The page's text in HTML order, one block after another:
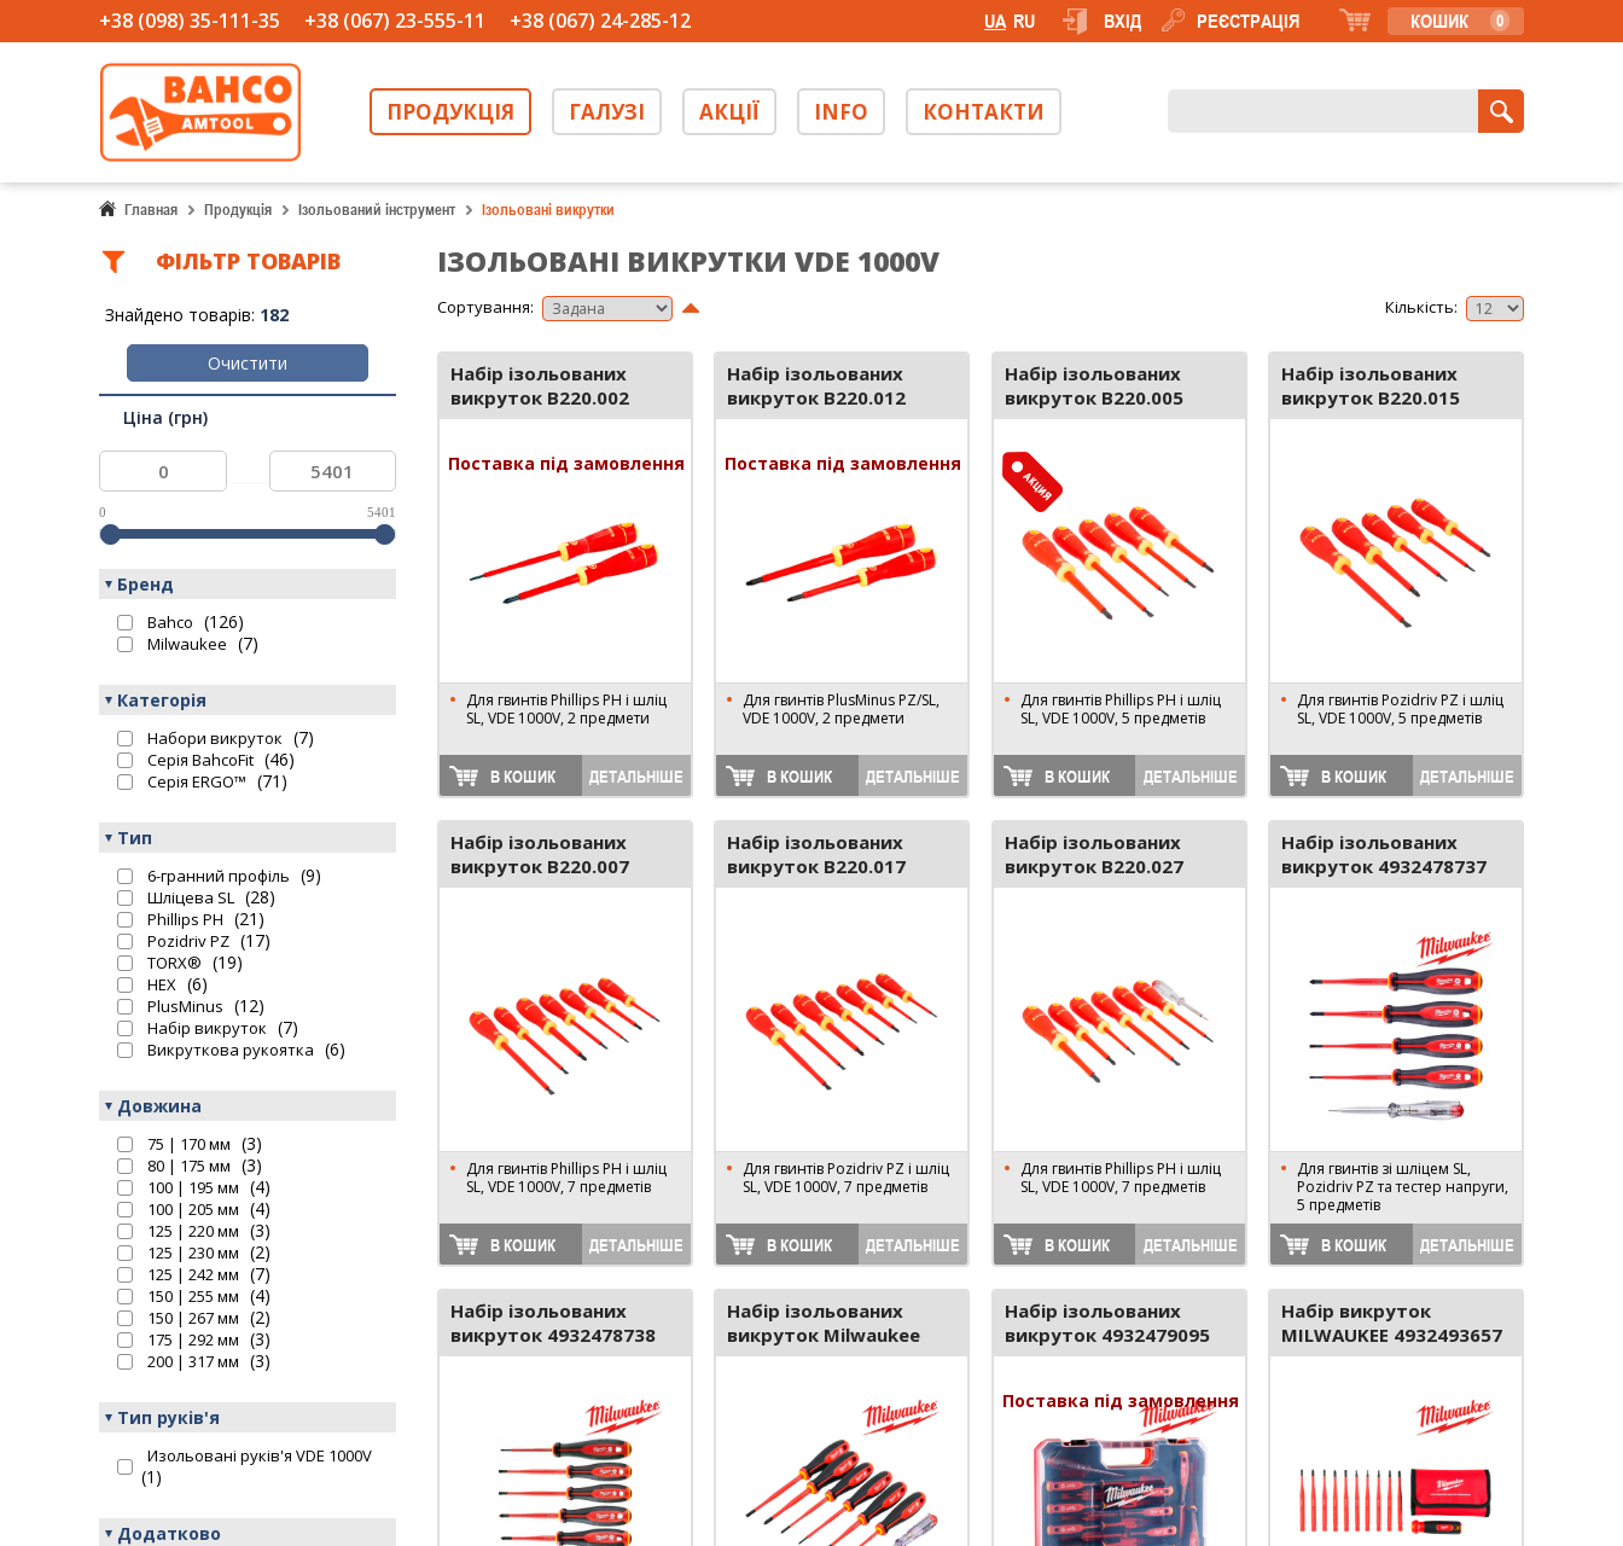
+38 (098) 35-111-35 +38 (067) 23-555-11 +38 (067) 24-285-12 КОШИК 0
UA RU ВХІД РЕЄСТРАЦІЯ
ПРОДУКЦІЯ ГАЛУЗІ АКЦІЇ INFO КОНТАКТИ
Главная Продукція Ізольований інструмент Ізольовані викрутки
ІЗОЛЬОВАНІ ВИКРУТКИ VDE 1000V
Сортування: Кількість:
Набір ізольованих
викруток B220.002
Поставка під замовлення
Для гвинтів Phillips PH і шліц
SL, VDE 1000V, 2 предмети
В КОШИК ДЕТАЛЬНІШЕ
Набір ізольованих
викруток B220.012
Поставка під замовлення
Для гвинтів PlusMinus PZ/SL,
VDE 1000V, 2 предмети
В КОШИК ДЕТАЛЬНІШЕ
Набір ізольованих
викруток B220.005
Для гвинтів Phillips PH і шліц
SL, VDE 1000V, 5 предметів
В КОШИК ДЕТАЛЬНІШЕ
Набір ізольованих
викруток B220.015
Для гвинтів Pozidriv PZ і шліц
SL, VDE 1000V, 5 предметів
В КОШИК ДЕТАЛЬНІШЕ
Набір ізольованих
викруток B220.007
Для гвинтів Phillips PH і шліц
SL, VDE 1000V, 7 предметів
В КОШИК ДЕТАЛЬНІШЕ
Набір ізольованих
викруток B220.017
Для гвинтів Pozidriv PZ і шліц
SL, VDE 1000V, 7 предметів
В КОШИК ДЕТАЛЬНІШЕ
Набір ізольованих
викруток B220.027
Для гвинтів Phillips PH і шліц
SL, VDE 1000V, 7 предметів
В КОШИК ДЕТАЛЬНІШЕ
Набір ізольованих
викруток 4932478737
Для гвинтів зі шліцем SL,
Pozidriv PZ та тестер напруги,
5 предметів
В КОШИК ДЕТАЛЬНІШЕ
Набір ізольованих
викруток 4932478738
Набір ізольованих
викруток Milwaukee
4932478739
Набір ізольованих
викруток 4932479095
Поставка під замовлення
Набір викруток
MILWAUKEE 4932493657
ФIЛЬТР ТОВАРIВ
Знайдено товарів: 182
Очистити
Ціна (грн)
0 5401
Бренд
Bahco (126)
Milwaukee (7)
Категорія
Набори викруток (7)
Серія BahcoFit (46)
Серія ERGO™ (71)
Тип
6-гранний профіль (9)
Шліцева SL (28)
Phillips PH (21)
Pozidriv PZ (17)
TORX® (19)
HEX (6)
PlusMinus (12)
Набір викруток (7)
Викруткова рукоятка (6)
Довжина
75 | 170 мм (3)
80 | 175 мм (3)
100 | 195 мм (4)
100 | 205 мм (4)
125 | 220 мм (3)
125 | 230 мм (2)
125 | 242 мм (7)
150 | 255 мм (4)
150 | 267 мм (2)
175 | 292 мм (3)
200 | 317 мм (3)
Тип руків'я
Изольовані руків'я VDE 1000V
(1)
Додатково